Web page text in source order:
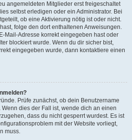
angemeldeten Mitglieder erst freigeschaltet
selbst erledigen oder ein Administrator. Bei
ob eine Aktivierung nötig ist oder nicht.
folge den dort enthaltenen Anweisungen.
Mail-Adresse korrekt eingegeben hast oder
blockiert wurde. Wenn du dir sicher bist,
eingegeben wurde, dann kontaktiere einen
Prüfe zunächst, ob dein Benutzername
dies der Fall ist, wende dich an einen
dass du nicht gesperrt wurdest. Es ist
mit der Website vorliegt,
muss.